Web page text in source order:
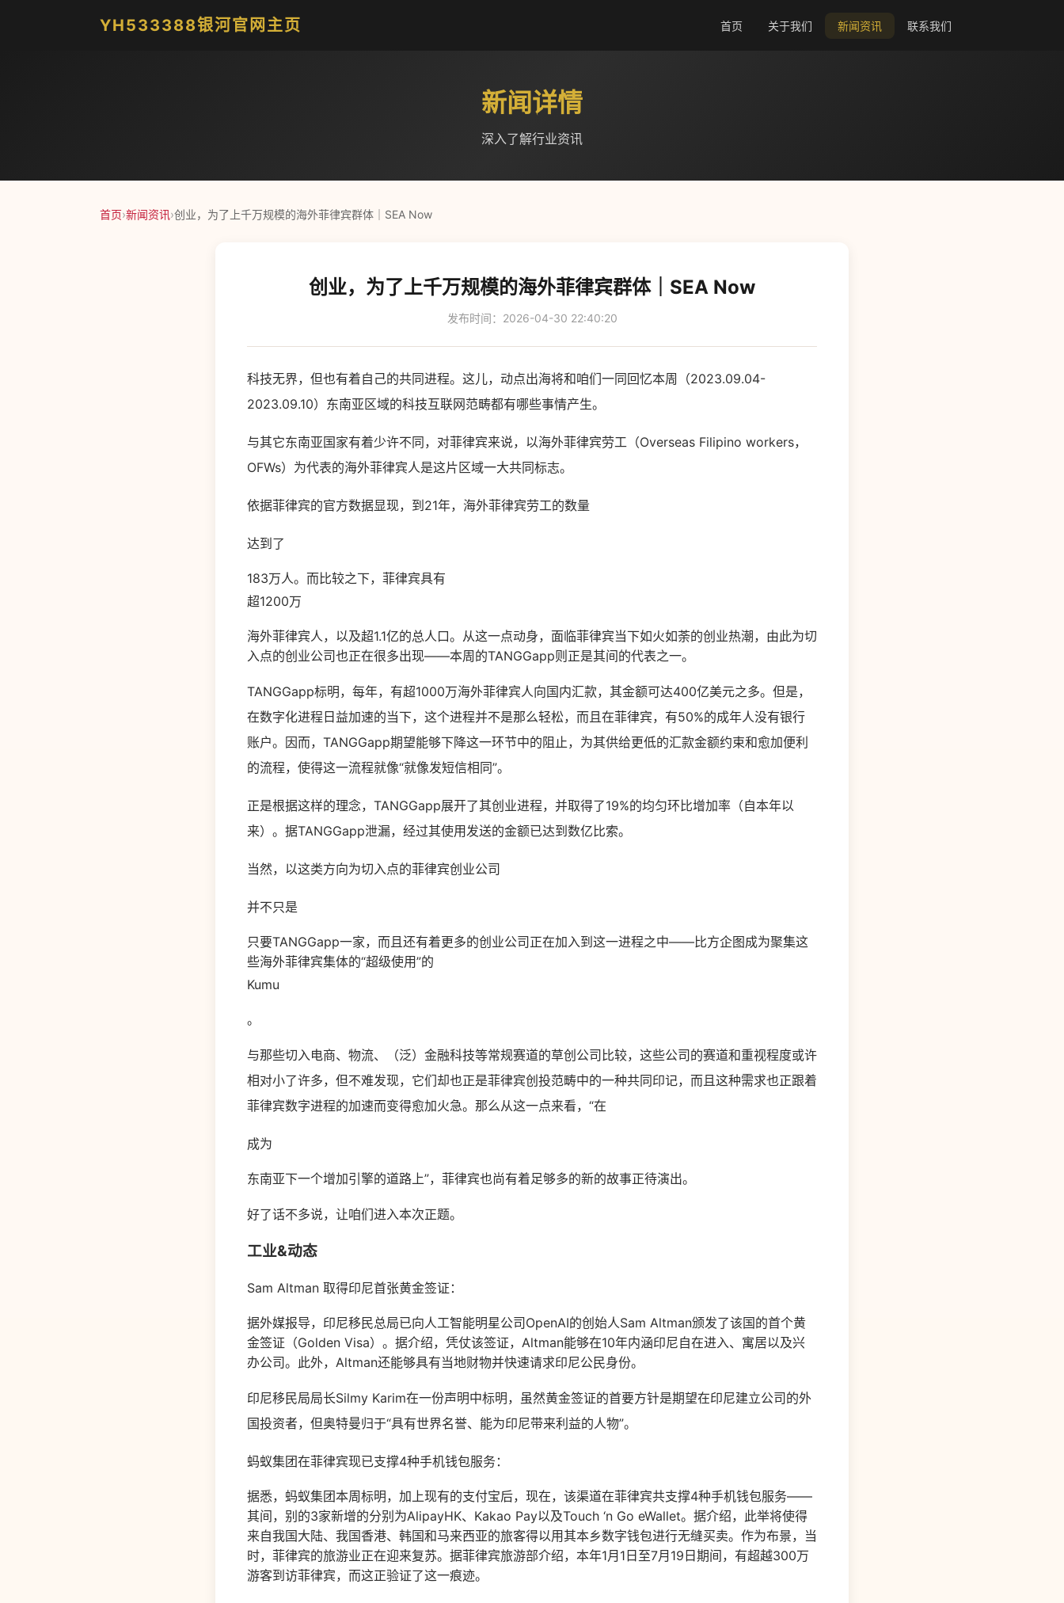
YH533388银河官网主页 首页 关于我们 新闻资讯 联系我们
新闻详情
深入了解行业资讯
首页›新闻资讯›创业，为了上千万规模的海外菲律宾群体｜SEA Now
创业，为了上千万规模的海外菲律宾群体｜SEA Now
发布时间：2026-04-30 22:40:20
科技无界，但也有着自己的共同进程。这儿，动点出海将和咱们一同回忆本周（2023.09.04-
2023.09.10）东南亚区域的科技互联网范畴都有哪些事情产生。
与其它东南亚国家有着少许不同，对菲律宾来说，以海外菲律宾劳工（Overseas Filipino workers，
OFWs）为代表的海外菲律宾人是这片区域一大共同标志。
依据菲律宾的官方数据显现，到21年，海外菲律宾劳工的数量
达到了
183万人。而比较之下，菲律宾具有
超1200万
海外菲律宾人，以及超1.1亿的总人口。从这一点动身，面临菲律宾当下如火如荼的创业热潮，由此为切
入点的创业公司也正在很多出现——本周的TANGGapp则正是其间的代表之一。
TANGGapp标明，每年，有超1000万海外菲律宾人向国内汇款，其金额可达400亿美元之多。但是，
在数字化进程日益加速的当下，这个进程并不是那么轻松，而且在菲律宾，有50%的成年人没有银行
账户。因而，TANGGapp期望能够下降这一环节中的阻止，为其供给更低的汇款金额约束和愈加便利
的流程，使得这一流程就像“就像发短信相同”。
正是根据这样的理念，TANGGapp展开了其创业进程，并取得了19%的均匀环比增加率（自本年以
来）。据TANGGapp泄漏，经过其使用发送的金额已达到数亿比索。
当然，以这类方向为切入点的菲律宾创业公司
并不只是
只要TANGGapp一家，而且还有着更多的创业公司正在加入到这一进程之中——比方企图成为聚集这
些海外菲律宾集体的“超级使用”的
Kumu
。
与那些切入电商、物流、（泛）金融科技等常规赛道的草创公司比较，这些公司的赛道和重视程度或许
相对小了许多，但不难发现，它们却也正是菲律宾创投范畴中的一种共同印记，而且这种需求也正跟着
菲律宾数字进程的加速而变得愈加火急。那么从这一点来看，“在
成为
东南亚下一个增加引擎的道路上”，菲律宾也尚有着足够多的新的故事正待演出。
好了话不多说，让咱们进入本次正题。
工业&动态
Sam Altman 取得印尼首张黄金签证：
据外媒报导，印尼移民总局已向人工智能明星公司OpenAI的创始人Sam Altman颁发了该国的首个黄
金签证（Golden Visa）。据介绍，凭仗该签证，Altman能够在10年内涵印尼自在进入、寓居以及兴
办公司。此外，Altman还能够具有当地财物并快速请求印尼公民身份。
印尼移民局局长Silmy Karim在一份声明中标明，虽然黄金签证的首要方针是期望在印尼建立公司的外
国投资者，但奥特曼归于“具有世界名誉、能为印尼带来利益的人物”。
蚂蚁集团在菲律宾现已支撑4种手机钱包服务：
据悉，蚂蚁集团本周标明，加上现有的支付宝后，现在，该渠道在菲律宾共支撑4种手机钱包服务——
其间，别的3家新增的分别为AlipayHK、Kakao Pay以及Touch ‘n Go eWallet。据介绍，此举将使得
来自我国大陆、我国香港、韩国和马来西亚的旅客得以用其本乡数字钱包进行无缝买卖。作为布景，当
时，菲律宾的旅游业正在迎来复苏。据菲律宾旅游部介绍，本年1月1日至7月19日期间，有超越300万
游客到访菲律宾，而这正验证了这一痕迹。